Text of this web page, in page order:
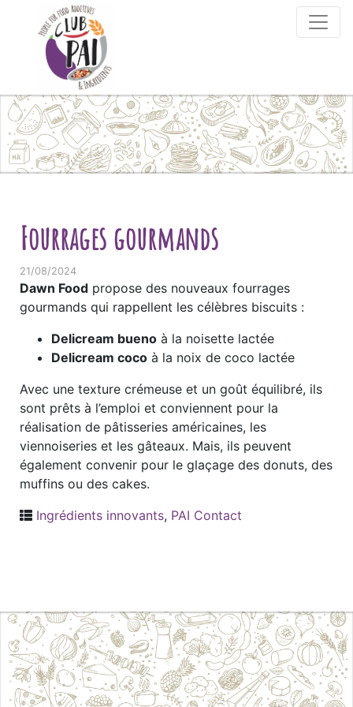
Skip to content
Fourrages gourmands
21/08/2024
Dawn Food propose des nouveaux fourrages
gourmands qui rappellent les célèbres biscuits :
Delicream bueno à la noisette lactée
Delicream coco à la noix de coco lactée
Avec une texture crémeuse et un goût équilibré, ils
sont prêts à l’emploi et conviennent pour la
réalisation de pâtisseries américaines, les
viennoiseries et les gâteaux. Mais, ils peuvent
également convenir pour le glaçage des donuts, des
muffins ou des cakes.
Ingrédients innovants, PAI Contact